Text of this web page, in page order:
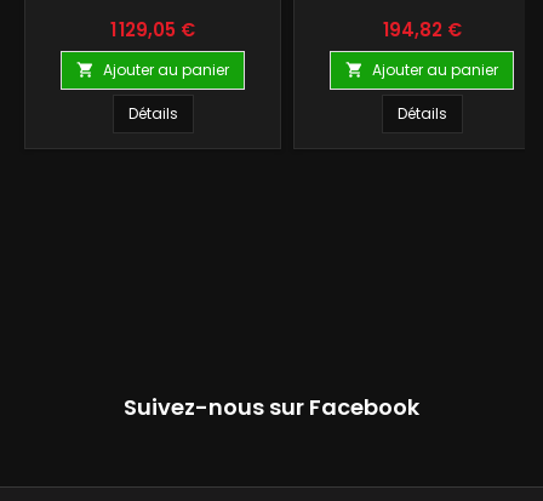
Prix
1 129,05 €
 Ajouter au panier
Détails
Prix
194,82 €
 Ajouter au panier
Détails
Suivez-nous sur Facebook